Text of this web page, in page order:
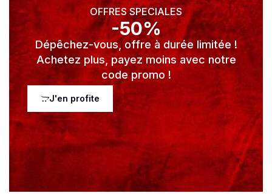
OFFRES SPECIALES
-50%
Dépêchez-vous, offre à durée limitée !
Achetez plus, payez moins avec notre
code promo !
J'en profite